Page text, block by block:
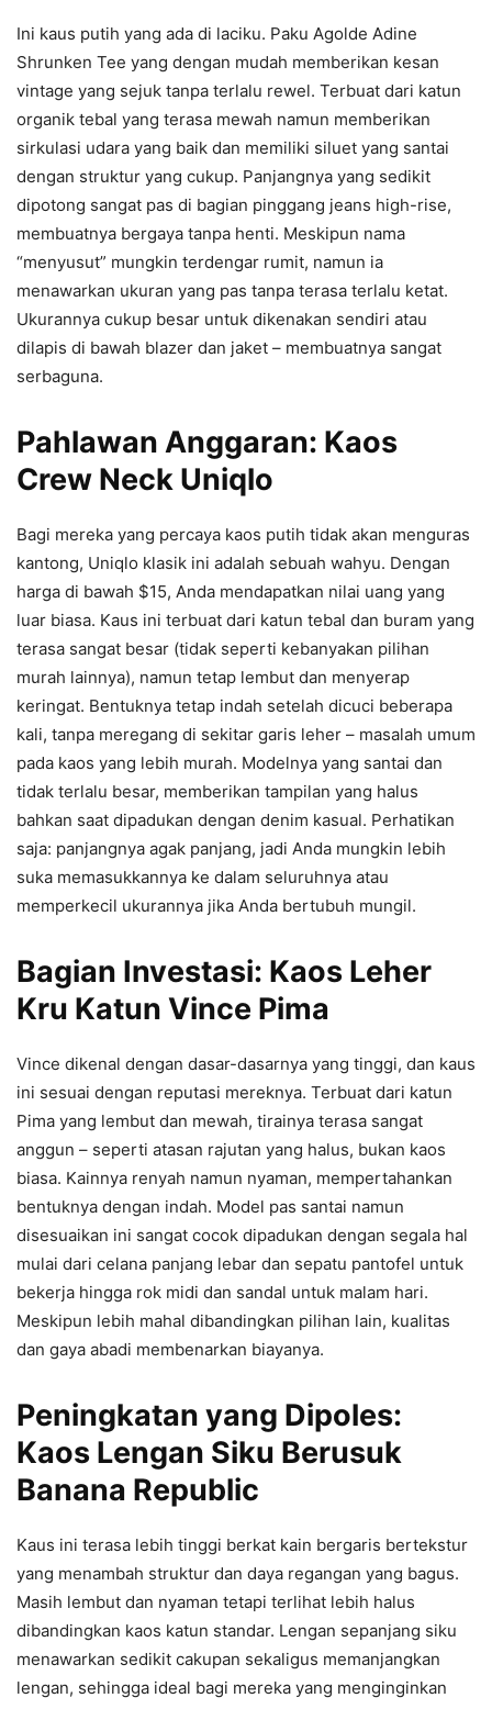
Ini kaus putih yang ada di laciku. Paku Agolde Adine
Shrunken Tee yang dengan mudah memberikan kesan
vintage yang sejuk tanpa terlalu rewel. Terbuat dari katun
organik tebal yang terasa mewah namun memberikan
sirkulasi udara yang baik dan memiliki siluet yang santai
dengan struktur yang cukup. Panjangnya yang sedikit
dipotong sangat pas di bagian pinggang jeans high-rise,
membuatnya bergaya tanpa henti. Meskipun nama
“menyusut” mungkin terdengar rumit, namun ia
menawarkan ukuran yang pas tanpa terasa terlalu ketat.
Ukurannya cukup besar untuk dikenakan sendiri atau
dilapis di bawah blazer dan jaket – membuatnya sangat
serbaguna.
Pahlawan Anggaran: Kaos
Crew Neck Uniqlo
Bagi mereka yang percaya kaos putih tidak akan menguras
kantong, Uniqlo klasik ini adalah sebuah wahyu. Dengan
harga di bawah $15, Anda mendapatkan nilai uang yang
luar biasa. Kaus ini terbuat dari katun tebal dan buram yang
terasa sangat besar (tidak seperti kebanyakan pilihan
murah lainnya), namun tetap lembut dan menyerap
keringat. Bentuknya tetap indah setelah dicuci beberapa
kali, tanpa meregang di sekitar garis leher – masalah umum
pada kaos yang lebih murah. Modelnya yang santai dan
tidak terlalu besar, memberikan tampilan yang halus
bahkan saat dipadukan dengan denim kasual. Perhatikan
saja: panjangnya agak panjang, jadi Anda mungkin lebih
suka memasukkannya ke dalam seluruhnya atau
memperkecil ukurannya jika Anda bertubuh mungil.
Bagian Investasi: Kaos Leher
Kru Katun Vince Pima
Vince dikenal dengan dasar-dasarnya yang tinggi, dan kaus
ini sesuai dengan reputasi mereknya. Terbuat dari katun
Pima yang lembut dan mewah, tirainya terasa sangat
anggun – seperti atasan rajutan yang halus, bukan kaos
biasa. Kainnya renyah namun nyaman, mempertahankan
bentuknya dengan indah. Model pas santai namun
disesuaikan ini sangat cocok dipadukan dengan segala hal
mulai dari celana panjang lebar dan sepatu pantofel untuk
bekerja hingga rok midi dan sandal untuk malam hari.
Meskipun lebih mahal dibandingkan pilihan lain, kualitas
dan gaya abadi membenarkan biayanya.
Peningkatan yang Dipoles:
Kaos Lengan Siku Berusuk
Banana Republic
Kaus ini terasa lebih tinggi berkat kain bergaris bertekstur
yang menambah struktur dan daya regangan yang bagus.
Masih lembut dan nyaman tetapi terlihat lebih halus
dibandingkan kaos katun standar. Lengan sepanjang siku
menawarkan sedikit cakupan sekaligus memanjangkan
lengan, sehingga ideal bagi mereka yang menginginkan